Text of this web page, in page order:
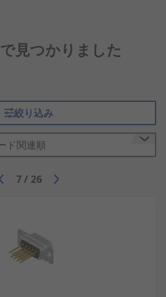
見つかりました
絞り込み
ド関連順
7/ 26